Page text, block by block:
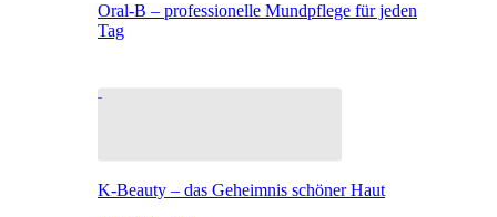
Oral-B – professionelle Mundpflege für jeden
Tag
K-Beauty – das Geheimnis schöner Haut